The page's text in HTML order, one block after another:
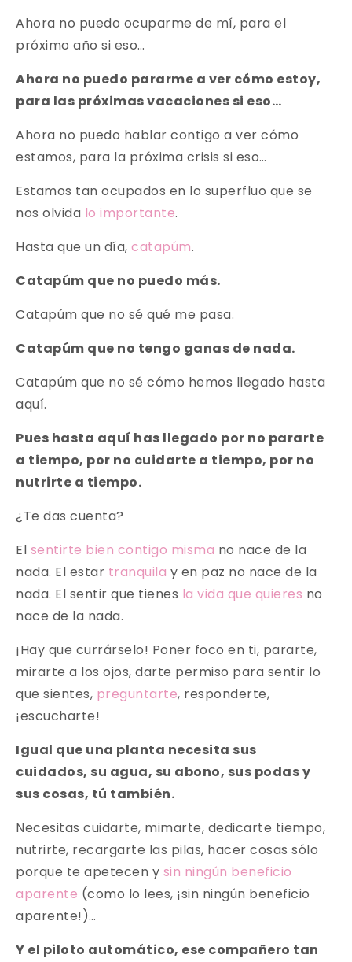
Ahora no puedo ocuparme de mí, para el
próximo año si eso…
Ahora no puedo pararme a ver cómo estoy,
para las próximas vacaciones si eso…
Ahora no puedo hablar contigo a ver cómo
estamos, para la próxima crisis si eso…
Estamos tan ocupados en lo superfluo que se
nos olvida lo importante.
Hasta que un día, catapúm.
Catapúm que no puedo más.
Catapúm que no sé qué me pasa.
Catapúm que no tengo ganas de nada.
Catapúm que no sé cómo hemos llegado hasta
aquí.
Pues hasta aquí has llegado por no pararte
a tiempo, por no cuidarte a tiempo, por no
nutrirte a tiempo.
¿Te das cuenta?
El sentirte bien contigo misma no nace de la
nada. El estar tranquila y en paz no nace de la
nada. El sentir que tienes la vida que quieres no
nace de la nada.
¡Hay que currárselo! Poner foco en ti, pararte,
mirarte a los ojos, darte permiso para sentir lo
que sientes, preguntarte, responderte,
¡escucharte!
Igual que una planta necesita sus
cuidados, su agua, su abono, sus podas y
sus cosas, tú también.
Necesitas cuidarte, mimarte, dedicarte tiempo,
nutrirte, recargarte las pilas, hacer cosas sólo
porque te apetecen y sin ningún beneficio
aparente (como lo lees, ¡sin ningún beneficio
aparente!)…
Y el piloto automático, ese compañero tan